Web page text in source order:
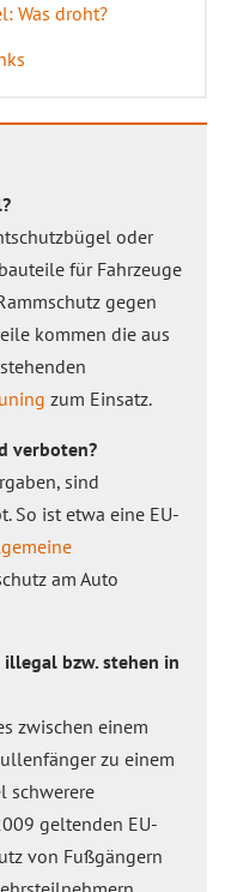
Was droht?
oder
für Fahrzeuge
gegen
kommen die aus
zum Einsatz.
verboten?
sind
So ist etwa eine EU-
am Auto
bzw. stehen in
zwischen einem
zu einem
schwerere
geltenden EU-
von Fußgängern